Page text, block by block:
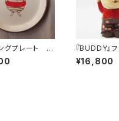
グプレート フ
ドッグ（貫入
『BUDDY』
ドッグ置物
¥16,800